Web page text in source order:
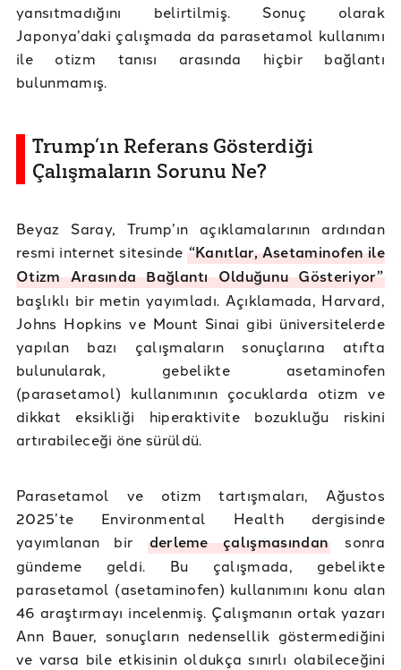
yansıtmadığını belirtilmiş. Sonuç olarak
Japonya’daki çalışmada da parasetamol kullanımı
ile otizm tanısı arasında hiçbir bağlantı
bulunmamış.
Trump’ın Referans Gösterdiği
Çalışmaların Sorunu Ne?
Beyaz Saray, Trump’ın açıklamalarının ardından
resmi internet sitesinde “Kanıtlar, Asetaminofen ile
Otizm Arasında Bağlantı Olduğunu Gösteriyor”
başlıklı bir metin yayımladı. Açıklamada, Harvard,
Johns Hopkins ve Mount Sinai gibi üniversitelerde
yapılan bazı çalışmaların sonuçlarına atıfta
bulunularak, gebelikte asetaminofen
(parasetamol) kullanımının çocuklarda otizm ve
dikkat eksikliği hiperaktivite bozukluğu riskini
artırabileceği öne sürüldü.
Parasetamol ve otizm tartışmaları, Ağustos
2025’te Environmental Health dergisinde
yayımlanan bir derleme çalışmasından sonra
gündeme geldi. Bu çalışmada, gebelikte
parasetamol (asetaminofen) kullanımını konu alan
46 araştırmayı incelenmiş. Çalışmanın ortak yazarı
Ann Bauer, sonuçların nedensellik göstermediğini
ve varsa bile etkisinin oldukça sınırlı olabileceğini